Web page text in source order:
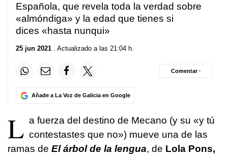
Española, que revela toda la verdad sobre
«almóndiga» y la edad que tienes si
dices «hasta nunqui»
25 jun 2021 . Actualizado a las 21:04 h.
Añade a La Voz de Galicia en Google
Comentar ·
L a fuerza del destino de Mecano (y su «y tú
contestastes que no») mueve una de las
ramas de El árbol de la lengua, de Lola Pons,